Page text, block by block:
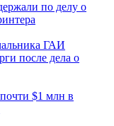
по делу о
ГАИ
после дела о
$1 млн в